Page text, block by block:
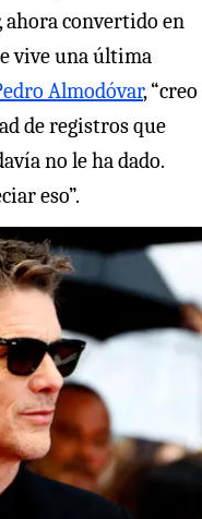
ahora convertido en
vive una última
Almodóvar, “creo
de registros que
no le ha dado.
eso”.